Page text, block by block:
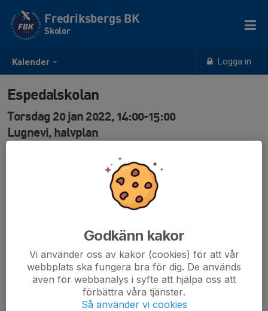
Kalender Logga in
Fredriksbergs BK
Skolor
Espedalskolan
Torsdag 20 jan 2022, 14:00-15:00
Lugnevi, halvplan
Godkänn kakor
Vi använder oss av kakor (cookies) för att vår
webbplats ska fungera bra för dig. De används
även för webbanalys i syfte att hjälpa oss att
förbättra våra tjänster.
Så använder vi cookies